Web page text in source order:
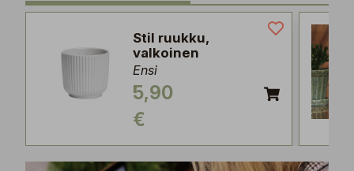
Stil ruukku,
valkoinen
Ensi
5,90
€